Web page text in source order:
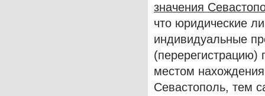
значения
что юридические
индивидуальные
(перерегистрацию)
местом
Севастополь, тем